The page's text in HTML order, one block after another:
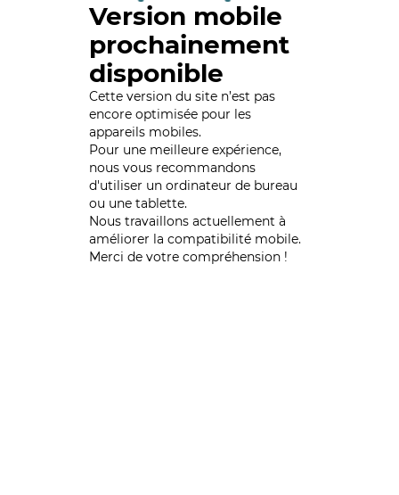
Version mobile
prochainement
disponible
Cette version du site n’est pas
encore optimisée pour les
appareils mobiles.
Pour une meilleure expérience,
nous vous recommandons
d'utiliser un ordinateur de bureau
ou une tablette.
Nous travaillons actuellement à
améliorer la compatibilité mobile.
Merci de votre compréhension !